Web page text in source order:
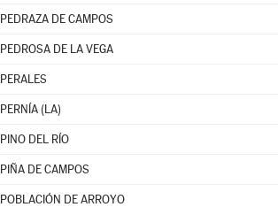
PEDRAZA DE CAMPOS
PEDROSA DE LA VEGA
PERALES
PERNÍA (LA)
PINO DEL RÍO
PIÑA DE CAMPOS
POBLACIÓN DE ARROYO